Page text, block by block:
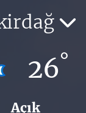
26°
Açık